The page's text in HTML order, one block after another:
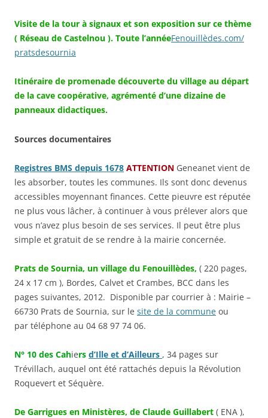
Visite de la tour à signaux et son exposition sur ce thème
( Réseau de Castelnou ). Toute l’annéeFenouillèdes.com/
pratsdesournia
Itinéraire de promenade découverte du village au départ
de la cave coopérative, agrémenté d’une dizaine de
panneaux didactiques.
Sources documentaires
Registres BMS depuis 1678 ATTENTION Geneanet vient de
les absorber, toutes les communes. Ils sont donc devenus
accessibles moyennant finances. Cette pieuvre est réputée
ne plus vous lâcher, à continuer à vous prélever alors que
vous n’avez plus besoin de ses services. Il peut être plus
simple et gratuit de se rendre à la mairie concernée.
Prats de Sournia, un village du Fenouillèdes, ( 220 pages,
24 x 17 cm ), Bordes, Calvet et Crambes, BCC dans les
pages suivantes, 2012. Disponible par courrier à : Mairie –
66730 Prats de Sournia, sur le site de la commune ou
par téléphone au 04 68 97 74 06.
N° 10 des Cahiers d’Ille et d’Ailleurs , 34 pages sur
Trévillach, auquel ont été rattachés depuis la Révolution
Roquevert et Séquère.
De Garrigues en Ministères, de Claude Guillabert ( ENA ),